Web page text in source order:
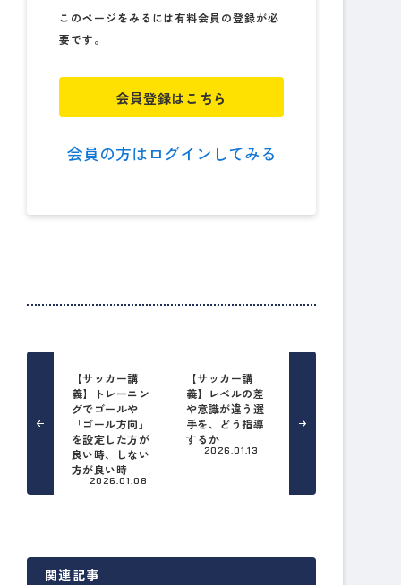
このページをみるには有料会員の登録が必
要です。
会員登録はこちら
会員の方はログインしてみる
【サッカー講
義】トレーニン
グでゴールや
「ゴール方向」
を設定した方が
良い時、しない
方が良い時
2026.01.08
【サッカー講
義】レベルの差
や意識が違う選
手を、どう指導
するか
2026.01.13
関連記事